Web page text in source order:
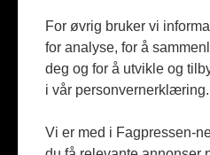
For øvrig bruker vi
for analyse, for å
deg og for å utvikle og
i vår personvernerklæring.
Vi er med i Fagpressen-